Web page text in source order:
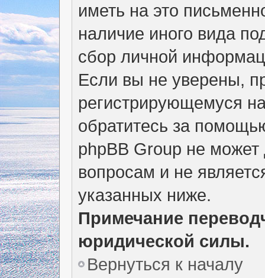
иметь на это
наличие иного вида
сбор личной
Если вы не уверены,
регистрирующемуся
обратитесь за
phpBB Group не
вопросам и не
указанных ниже.
Примечание
юридической силы.
Вернуться к началу